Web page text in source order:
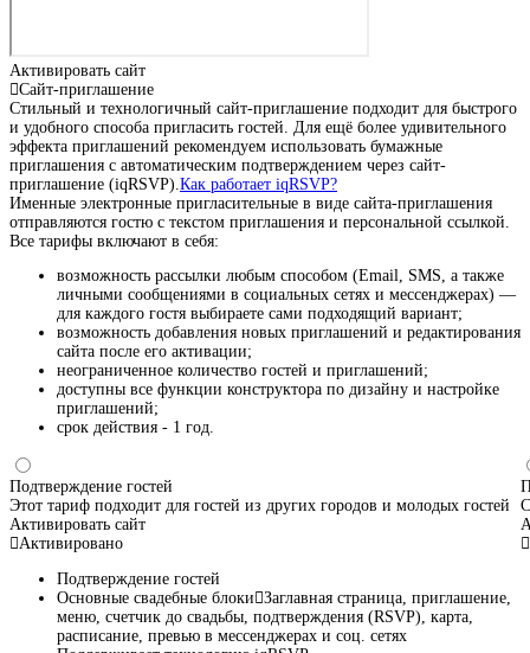
Активировать сайт
Сайт-приглашение
Стильный и технологичный сайт-приглашение подходит для быстрого
и удобного способа пригласить гостей. Для ещё более удивительного
эффекта приглашений рекомендуем использовать бумажные
приглашения с автоматическим подтверждением через сайт-
приглашение (iqRSVP). Как работает iqRSVP?
Именные электронные пригласительные в виде сайта-приглашения
отправляются гостю с текстом приглашения и персональной ссылкой.
Все тарифы включают в себя:
возможность рассылки любым способом (Email, SMS, а также
личными сообщениями в социальных сетях и мессенджерах) —
для каждого гостя выбираете сами подходящий вариант;
возможность добавления новых приглашений и редактирования
сайта после его активации;
неограниченное количество гостей и приглашений;
доступны все функции конструктора по дизайну и настройке
приглашений;
срок действия - 1 год.
Подтверждение гостей
Этот тариф подходит для гостей из других городов и молодых гостей
Активировать сайт
Активировано
Подтверждение гостей
Основные свадебные блоки Заглавная страница, приглашение,
меню, счетчик до свадьбы, подтверждения (RSVP), карта,
расписание, превью в мессенджерах и соц. сетях